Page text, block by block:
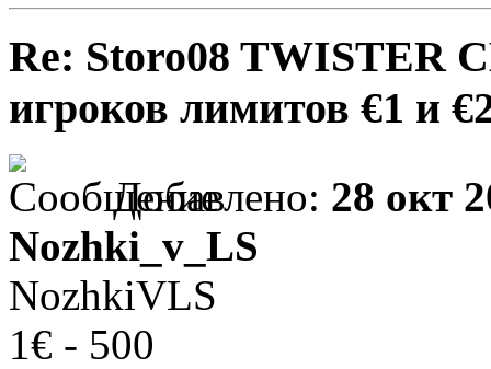
Re: Storo08 TWISTER
игроков лимитов €1 и
Добавлено: 28 окт
Nozhki_v_LS
NozhkiVLS
1€ - 500